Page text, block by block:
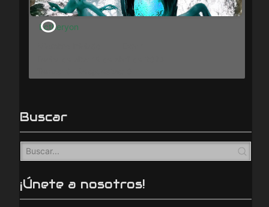
Ectheryon
Buscar
¡Únete a nosotros!